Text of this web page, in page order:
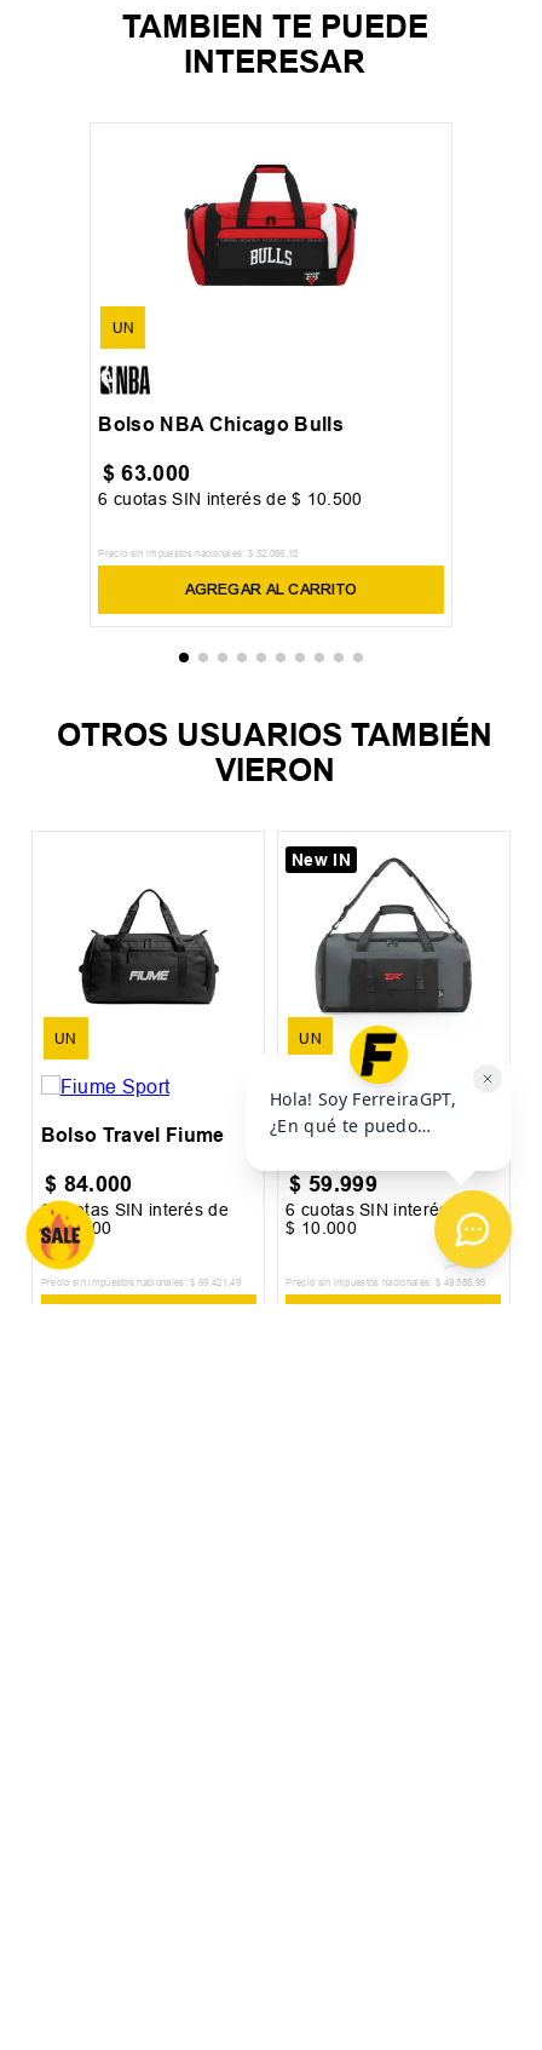
TAMBIEN TE PUEDE
INTERESAR
UN
Bolso NBA Chicago Bulls
$ 63.000
6 cuotas SIN interés de$ 10.500
Precio sin impuestos nacionales: $ 52.066 ,12
AGREGAR AL CARRITO
OTROS USUARIOS TAMBIÉN
VIERON
UN
Bolso Travel Fiume
$ 84.000
6cuotas SIN interés de
$ 14. 000
Precio sin impuestos nacionales: $ 69 .421 ,49
New IN
UN
Bolso Mochila Reebok
$ 59.999
6 cuotas SIN interés de
$ 10.000
Precio sin impuestos nacionales: $ 49.585,95